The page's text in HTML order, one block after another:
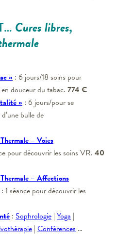
Cures libres,
» : 6 jours/18 soins pour
en douceur du tabac. 774 €
» : 6 jours/pour se
bulle de
– Voies
pour découvrir les soins VR. 40
– Affections
: 1 séance pour découvrir les
: Sophrologie | Yoga |
| Conférences …